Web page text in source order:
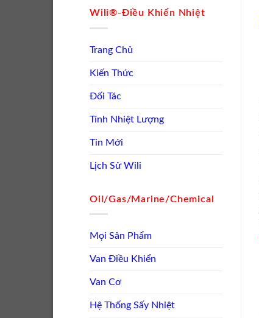
Wili®-Điều Khiển Nhiệt
Trang Chủ
Kiến Thức
Đối Tác
Tính Nhiệt Lượng
Tin Mới
Lịch Sử Wili
Oil/Gas/Marine/Chemical
Mọi Sản Phẩm
Van Điều Khiển
Van Cơ
Hệ Thống Sấy Nhiệt